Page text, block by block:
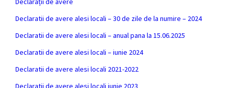
Declaratii de avere alesi locali – 30 de zile de la numire – 2024
Declaratii de avere alesi locali – anual pana la 15.06.2025
Declaratii de avere alesi locali – iunie 2024
Declaratii de avere alesi locali 2021-2022
Declaratii de avere alesi locali iunie 2023